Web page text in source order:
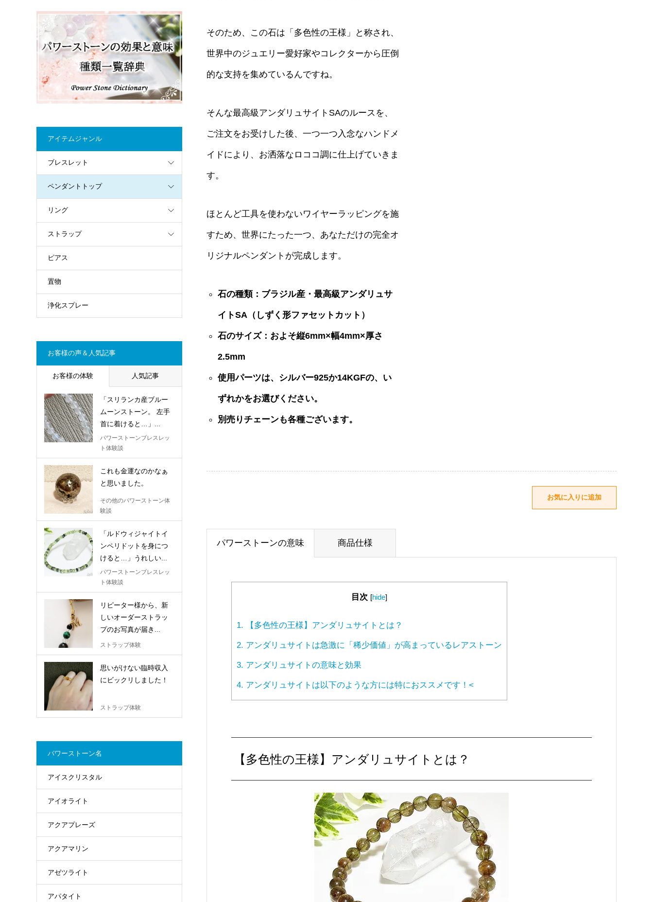
そのため、この石は「多色性の王様」と称され、
世界中のジュエリー愛好家やコレクターから圧倒
的な支持を集めているんですね。
そんな最高級アンダリュサイトSAのルースを、
ご注文をお受けした後、一つ一つ入念なハンドメ
イドにより、お洒落なロココ調に仕上げていきま
す。
ほとんど工具を使わないワイヤーラッピングを施
すため、世界にたった一つ、あなただけの完全オ
リジナルペンダントが完成します。
石の種類：ブラジル産・最高級アンダリュサ
イトSA（しずく形ファセットカット）
石のサイズ：およそ縦6mm×幅4mm×厚さ
2.5mm
使用パーツは、シルバー925か14KGFの、い
ずれかをお選びください。
別売りチェーンも各種ございます。
パワーストーンの意味 商品仕様
目次 [hide]
1. 【多色性の王様】アンダリュサイトとは？
2. アンダリュサイトは急激に「稀少価値」が高まっているレアストーン
3. アンダリュサイトの意味と効果
4. アンダリュサイトは以下のような方には特におススメです！<
【多色性の王様】アンダリュサイトとは？
アイテムジャンル
ブレスレット
ペンダントトップ
リング
ストラップ
ピアス
置物
浄化スプレー
お客様の声＆人気記事
お客様の体験 人気記事
「スリランカ産ブルー
ムーンストーン。 左手
首に着けると…」...
パワーストーンブレスレッ
ト体験談
これも金運なのかなぁ
と思いました。
その他のパワーストーン体
験談
「ルドウィジャイトイ
ンペリドットを身につ
けると…」うれしい...
パワーストーンブレスレッ
ト体験談
リピーター様から、新
しいオーダーストラッ
プのお写真が届き...
ストラップ体験
思いがけない臨時収入
にビックリしました！
ストラップ体験
パワーストーン名
アイスクリスタル
アイオライト
アクアプレーズ
アクアマリン
アゼツライト
アパタイト